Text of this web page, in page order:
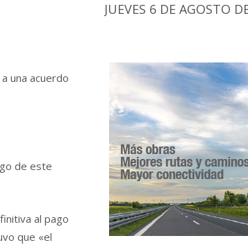
una acuerdo
de este
al pago
que «el
JUEVES 6 DE AGOSTO